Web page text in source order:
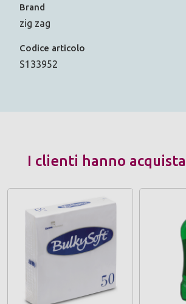
Brand
zig zag
Codice articolo
S133952
I clienti hanno